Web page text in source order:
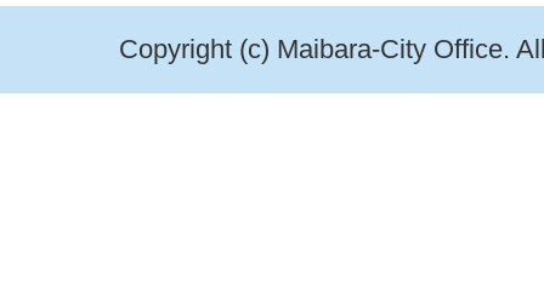
Copyright (c) Maibara-City Office.